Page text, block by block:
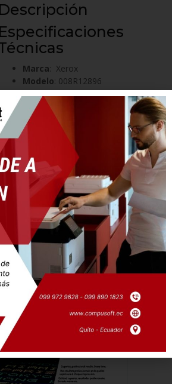
Descripción
Especificaciones
Marca: Xerox
Modelo: 008R12896
Condición: Nuevo
Producto
Rendimiento
: 100,000 Paginas
Impresoras
WorkCentre
5735/5740/5745/5755/5845/5855